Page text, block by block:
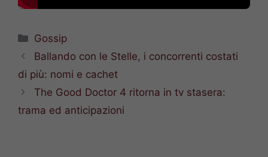
Categorie
Gossip
Ballando con le Stelle, i concorrenti costati
di più: nomi e cachet
The Good Doctor 4 ritorna in tv stasera:
trama ed anticipazioni